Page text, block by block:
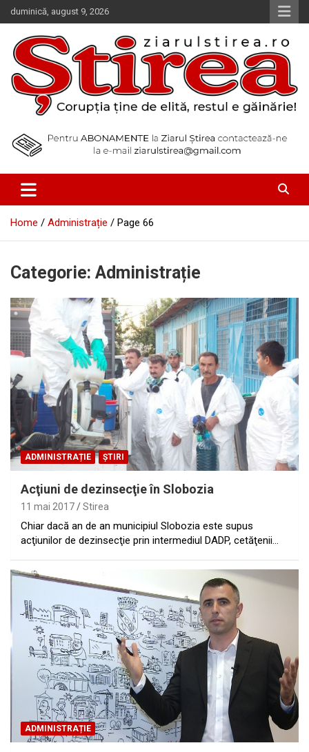
Skip
to
content
duminică, august 9, 2026
Ziarul Știrea
Home Administrație Page 66
Categorie: Administrație
ADMINISTRAȚIE ȘTIRI
Acţiuni de dezinsecţie în Slobozia
11 mai 2017 Stirea
Chiar dacă an de an municipiul Slobozia este supus
acţiunilor de dezinsecţie prin intermediul DADP, cetăţenii…
ADMINISTRAȚIE